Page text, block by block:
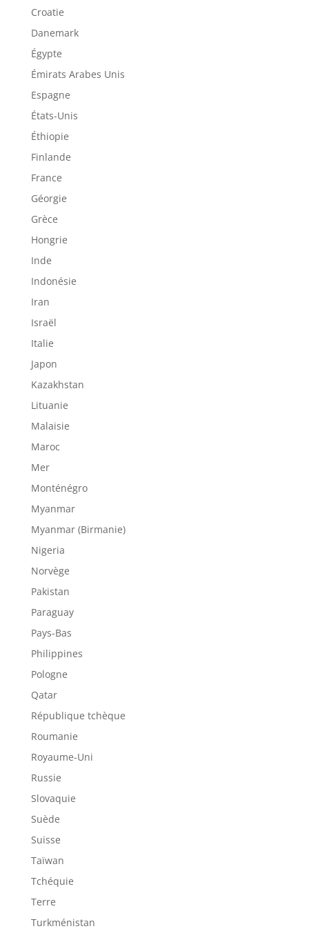
Croatie
Danemark
Égypte
Émirats Arabes Unis
Espagne
États-Unis
Éthiopie
Finlande
France
Géorgie
Grèce
Hongrie
Inde
Indonésie
Iran
Israël
Italie
Japon
Kazakhstan
Lituanie
Malaisie
Maroc
Mer
Monténégro
Myanmar
Myanmar (Birmanie)
Nigeria
Norvège
Pakistan
Paraguay
Pays-Bas
Philippines
Pologne
Qatar
République tchèque
Roumanie
Royaume-Uni
Russie
Slovaquie
Suède
Suisse
Taïwan
Tchéquie
Terre
Turkménistan